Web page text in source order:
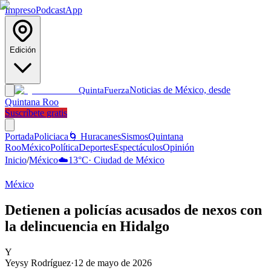
ImpresoPodcastApp
Edición
QuintaFuerzaNoticias de México, desde
Quintana Roo
Suscríbete gratis
PortadaPoliciaca 🌀 HuracanesSismosQuintana
RooMéxicoPolíticaDeportesEspectáculosOpinión
Inicio/México☁️13°C· Ciudad de México
México
Detienen a policías acusados de nexos con
la delincuencia en Hidalgo
Y
Yeysy Rodríguez·12 de mayo de 2026